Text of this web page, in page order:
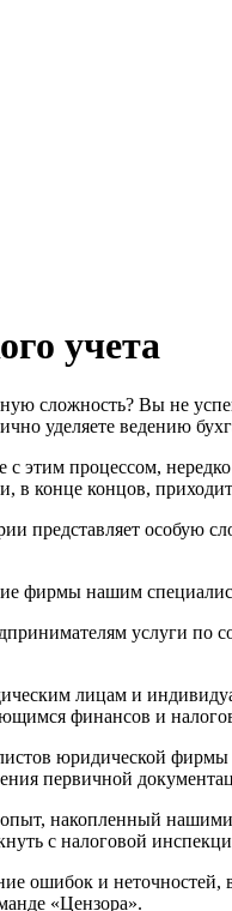
учета
сложность? Вы не
уделяете ведению
этим процессом,
конце концов,
представляет особую
фирмы нашим
услуги
лицам и
финансов и
юридической
первичной
накопленный
с налоговой
ошибок и
«Цензора».